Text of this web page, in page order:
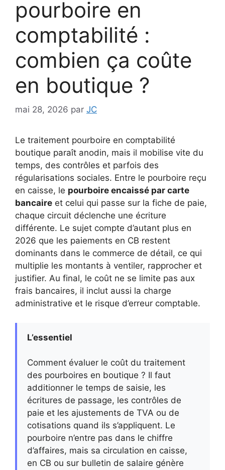
pourboire en
comptabilité :
combien ça coûte
en boutique ?
mai 28, 2026 par JC
Le traitement pourboire en comptabilité
boutique paraît anodin, mais il mobilise vite du
temps, des contrôles et parfois des
régularisations sociales. Entre le pourboire reçu
en caisse, le pourboire encaissé par carte
bancaire et celui qui passe sur la fiche de paie,
chaque circuit déclenche une écriture
différente. Le sujet compte d’autant plus en
2026 que les paiements en CB restent
dominants dans le commerce de détail, ce qui
multiplie les montants à ventiler, rapprocher et
justifier. Au final, le coût ne se limite pas aux
frais bancaires, il inclut aussi la charge
administrative et le risque d’erreur comptable.
L’essentiel
Comment évaluer le coût du traitement
des pourboires en boutique ? Il faut
additionner le temps de saisie, les
écritures de passage, les contrôles de
paie et les ajustements de TVA ou de
cotisations quand ils s’appliquent. Le
pourboire n’entre pas dans le chiffre
d’affaires, mais sa circulation en caisse,
en CB ou sur bulletin de salaire génère